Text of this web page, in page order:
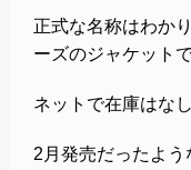
正式な名称はわか
ーズのジャケットで
ネットで在庫はなし
2月発売だったよ